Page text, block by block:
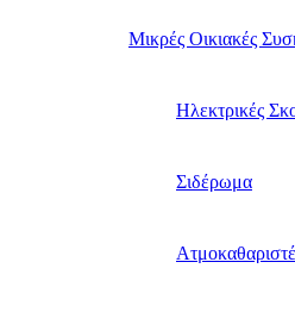
Μικρές Οικιακές
Ηλεκτρικές
Σιδέρωμα